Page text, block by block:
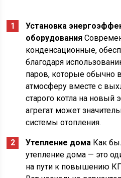
Установка
оборудования
конденсационные,
благодаря
паров, которые обычно
атмосферу вместе с
старого котла на
агрегат может
системы отопления.
Утепление дома Как
утепление дома — это
на пути к повышению